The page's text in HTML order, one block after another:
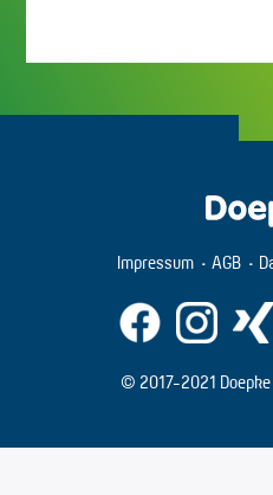
Impressum AGB
© 2017-2021